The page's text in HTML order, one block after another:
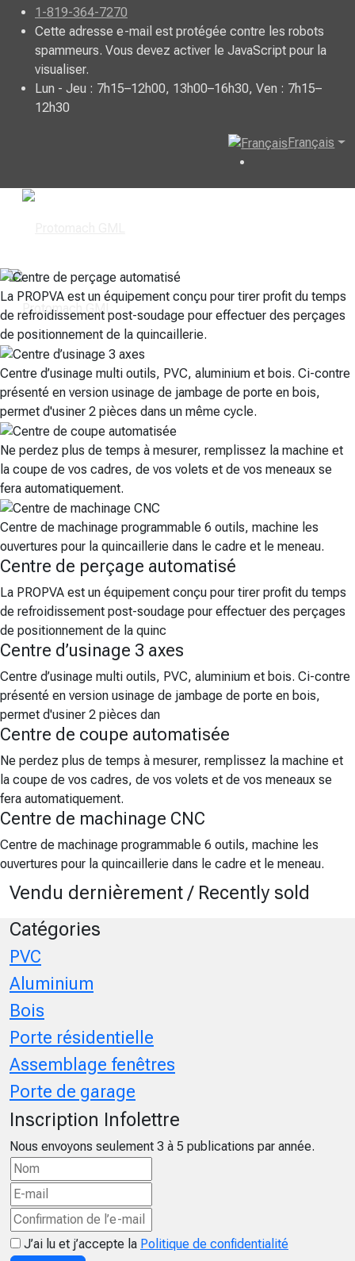
1-819-364-7270
Cette adresse e-mail est protégée contre les robots
spammeurs. Vous devez activer le JavaScript pour la
visualiser.
Lun - Jeu : 7h15–12h00, 13h00–16h30, Ven : 7h15–
12h30
Français
La PROPVA est un équipement conçu pour tirer profit du temps
de refroidissement post-soudage pour effectuer des perçages
de positionnement de la quincaillerie.
Centre d’usinage multi outils, PVC, aluminium et bois. Ci-contre
présenté en version usinage de jambage de porte en bois,
permet d'usiner 2 pièces dans un même cycle.
Ne perdez plus de temps à mesurer, remplissez la machine et
la coupe de vos cadres, de vos volets et de vos meneaux se
fera automatiquement.
Centre de machinage programmable 6 outils, machine les
ouvertures pour la quincaillerie dans le cadre et le meneau.
Centre de perçage automatisé
La PROPVA est un équipement conçu pour tirer profit du temps
de refroidissement post-soudage pour effectuer des perçages
de positionnement de la quinc
Centre d’usinage 3 axes
Centre d’usinage multi outils, PVC, aluminium et bois. Ci-contre
présenté en version usinage de jambage de porte en bois,
permet d'usiner 2 pièces dan
Centre de coupe automatisée
Ne perdez plus de temps à mesurer, remplissez la machine et
la coupe de vos cadres, de vos volets et de vos meneaux se
fera automatiquement.
Centre de machinage CNC
Centre de machinage programmable 6 outils, machine les
ouvertures pour la quincaillerie dans le cadre et le meneau.
Vendu dernièrement / Recently sold
Catégories
PVC
Aluminium
Bois
Porte résidentielle
Assemblage fenêtres
Porte de garage
Inscription Infolettre
Nous envoyons seulement 3 à 5 publications par année.
J’ai lu et j’accepte la Politique de confidentialité